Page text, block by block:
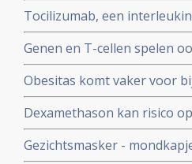
D614 van het Covid-19
Tocilizumab, een
verbetert overleving,
klachten van patienten met
COVID-19
Genen en T-cellen spelen
minder ziek blijkt uit
Obesitas komt vaker voor
met de algehele bevolking
te krijgen
Dexamethason kan risico
wanneer patienten
Gezichtsmasker -